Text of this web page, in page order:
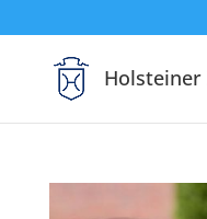
Holsteiner